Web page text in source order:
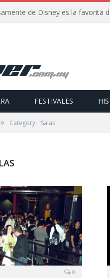
de Disney es la favorita
FESTIVALES
» Category: "Salas"
0